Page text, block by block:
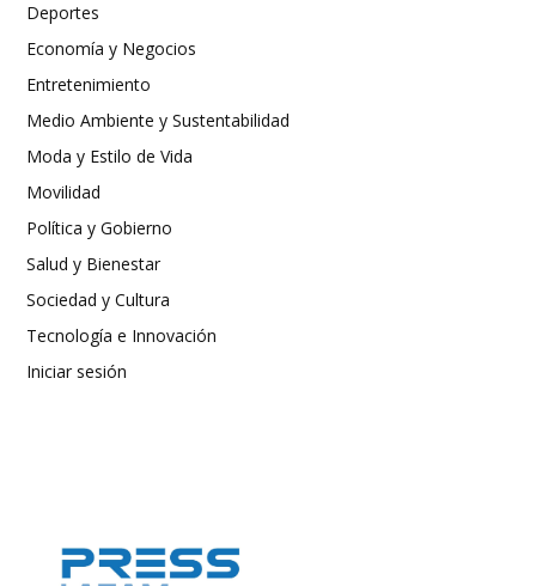
Deportes
Economía y Negocios
Entretenimiento
Medio Ambiente y Sustentabilidad
Moda y Estilo de Vida
Movilidad
Política y Gobierno
Salud y Bienestar
Sociedad y Cultura
Tecnología e Innovación
Iniciar sesión